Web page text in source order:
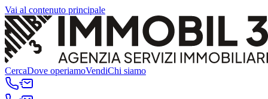
Vai al contenuto principale
CercaDove operiamoVendiChi siamo